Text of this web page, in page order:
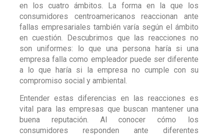
en los cuatro ámbitos. La forma en la que los
consumidores centroamericanos reaccionan ante
fallas empresariales también varía según el ámbito
en cuestión. Descubrimos que las reacciones no
son uniformes: lo que una persona haría si una
empresa falla como empleador puede ser diferente
a lo que haría si la empresa no cumple con su
compromiso social y ambiental.
Entender estas diferencias en las reacciones es
vital para las empresas que buscan mantener una
buena reputación. Al conocer cómo los
consumidores responden ante diferentes